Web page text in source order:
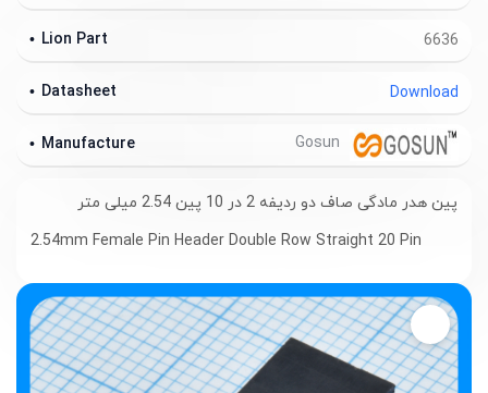
6636
Lion Part
Download
Datasheet
Manufacture
پین هدر مادگی صاف دو ردیفه 2 در 10 پین 2.54 میلی متر
2.54mm Female Pin Header Double Row Straight 20 Pin